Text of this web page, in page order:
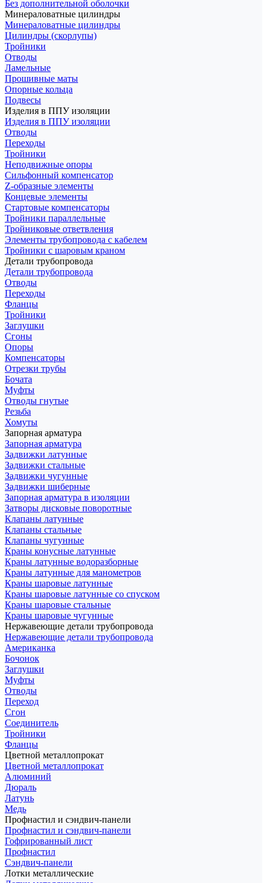
Без дополнительной оболочки
Минераловатные цилиндры
Минераловатные цилиндры
Цилиндры (скорлупы)
Тройники
Отводы
Ламельные
Прошивные маты
Опорные кольца
Подвесы
Изделия в ППУ изоляции
Изделия в ППУ изоляции
Отводы
Переходы
Тройники
Неподвижные опоры
Cильфонный компенсатор
Z-образные элементы
Концевые элементы
Стартовые компенсаторы
Тройники параллельные
Тройниковые ответвления
Элементы трубопровода с кабелем
Тройники с шаровым краном
Детали трубопровода
Детали трубопровода
Отводы
Переходы
Фланцы
Тройники
Заглушки
Сгоны
Опоры
Компенсаторы
Отрезки трубы
Бочата
Муфты
Отводы гнутые
Резьба
Хомуты
Запорная арматура
Запорная арматура
Задвижки латунные
Задвижки стальные
Задвижки чугунные
Задвижки шиберные
Запорная арматура в изоляции
Затворы дисковые поворотные
Клапаны латунные
Клапаны стальные
Клапаны чугунные
Краны конусные латунные
Краны латунные водоразборные
Краны латунные для манометров
Краны шаровые латунные
Краны шаровые латунные со спуском
Краны шаровые стальные
Краны шаровые чугунные
Нержавеющие детали трубопровода
Нержавеющие детали трубопровода
Американка
Бочонок
Заглушки
Муфты
Отводы
Переход
Сгон
Соединитель
Тройники
Фланцы
Цветной металлопрокат
Цветной металлопрокат
Алюминий
Дюраль
Латунь
Медь
Профнастил и сэндвич-панели
Профнастил и сэндвич-панели
Гофрированный лист
Профнастил
Сэндвич-панели
Лотки металлические